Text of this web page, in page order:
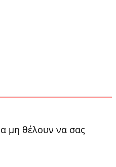
μη θέλουν να σας